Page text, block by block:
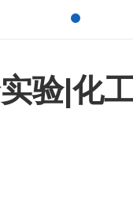
验|化